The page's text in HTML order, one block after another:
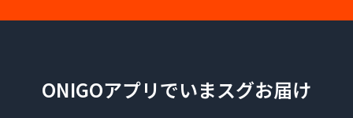
ONIGOアプリでいまスグお届け